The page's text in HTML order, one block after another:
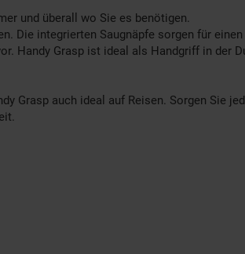
und überall wo Sie es benötigen.
Die integrierten Saugnäpfe sorgen für
Handy Grasp ist ideal als Handgriff in der
Grasp auch ideal auf Reisen. Sorgen Sie